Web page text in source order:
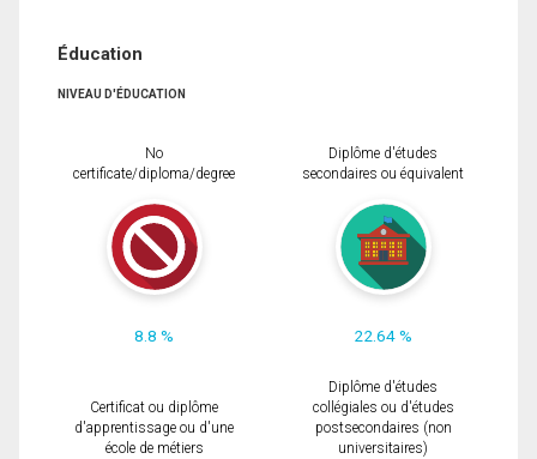
Éducation
NIVEAU D'ÉDUCATION
No
certificate/diploma/degree
8.8 %
Diplôme d'études
secondaires ou équivalent
22.64 %
Certificat ou diplôme
d'apprentissage ou d'une
école de métiers
Diplôme d'études
collégiales ou d'études
postsecondaires (non
universitaires)